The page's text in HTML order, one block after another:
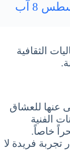
السياحة في سلوفينيا شهر أغسطس 8 آب
الثقافية
عنها للعشاق
الفنية
خاصاً.
تجربة فريدة لا